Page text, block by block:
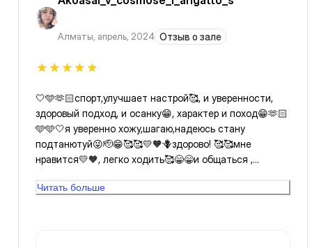
Алматы, апрель, 2024 Отзыв о зале
🤍🩵🫶🏻спорт,улучшает настрой🥰, и уверенности,
здоровый подход, и осанку😁, характер и поход😁🫶🏻
🩵🩵🤍я уверенно хожу,шагаю,надеюсь стану
подтанютуй😜🫡😁🥰🥰💛🧡🪻здорово! 🥰🥰мне
нравится💛🧡, легко ходить🥰😁😁и общаться ,
🫶🏻🤍
Читать больше